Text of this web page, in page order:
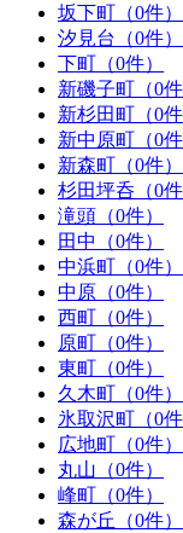
坂下町（0件）
汐見台（0件）
下町（0件）
新磯子町（0件
新杉田町（0件
新中原町（0件
新森町（0件）
杉田坪呑（0件
滝頭（0件）
田中（0件）
中浜町（0件）
中原（0件）
西町（0件）
原町（0件）
東町（0件）
久木町（0件）
氷取沢町（0件
広地町（0件）
丸山（0件）
峰町（0件）
森が丘（0件）